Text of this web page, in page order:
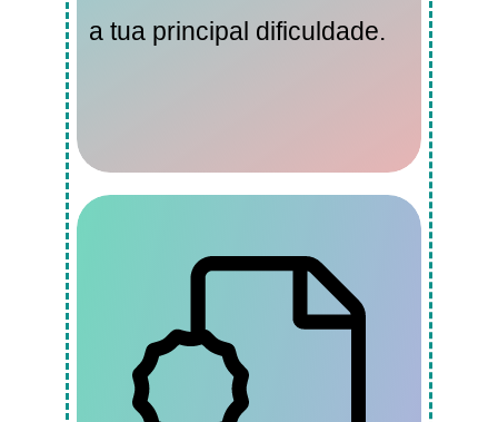
a tua principal dificuldade.